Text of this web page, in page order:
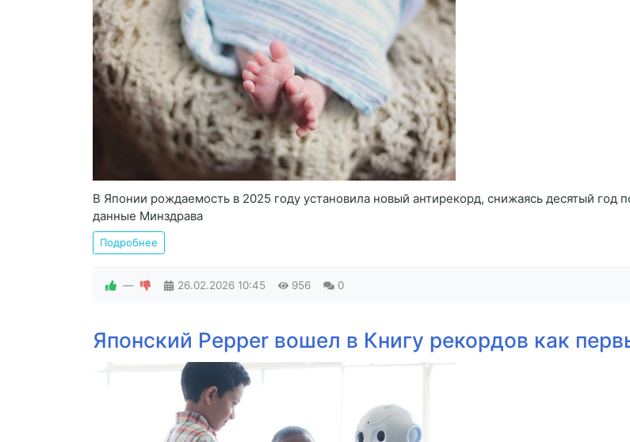
В Японии рождаемость в 2025 году установила новый антирекорд, снижаясь десятый год
данные Минздрава
Подробнее
— 26.02.2026 10:45 956 0
Японский Pepper вошел в Книгу рекордов как